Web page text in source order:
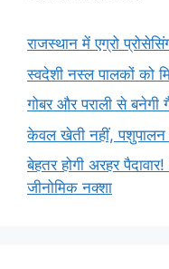
राजस्थान में एग्रो
स्वदेशी नस्ल पालकों को
गोबर और पराली से बनेगी
केवल खेती नहीं, पशुपालन
बेहतर होगी अरहर
जीनोमिक नक्शा